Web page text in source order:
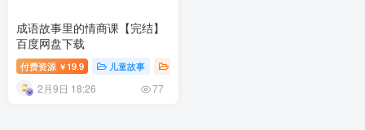
成语故事里的情商课【完结】
百度网盘下载
付费资源 ￥ 19.9 儿童故事
2月9日 18:26 77